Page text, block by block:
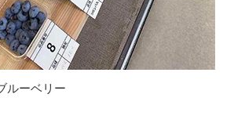
ルーベリー